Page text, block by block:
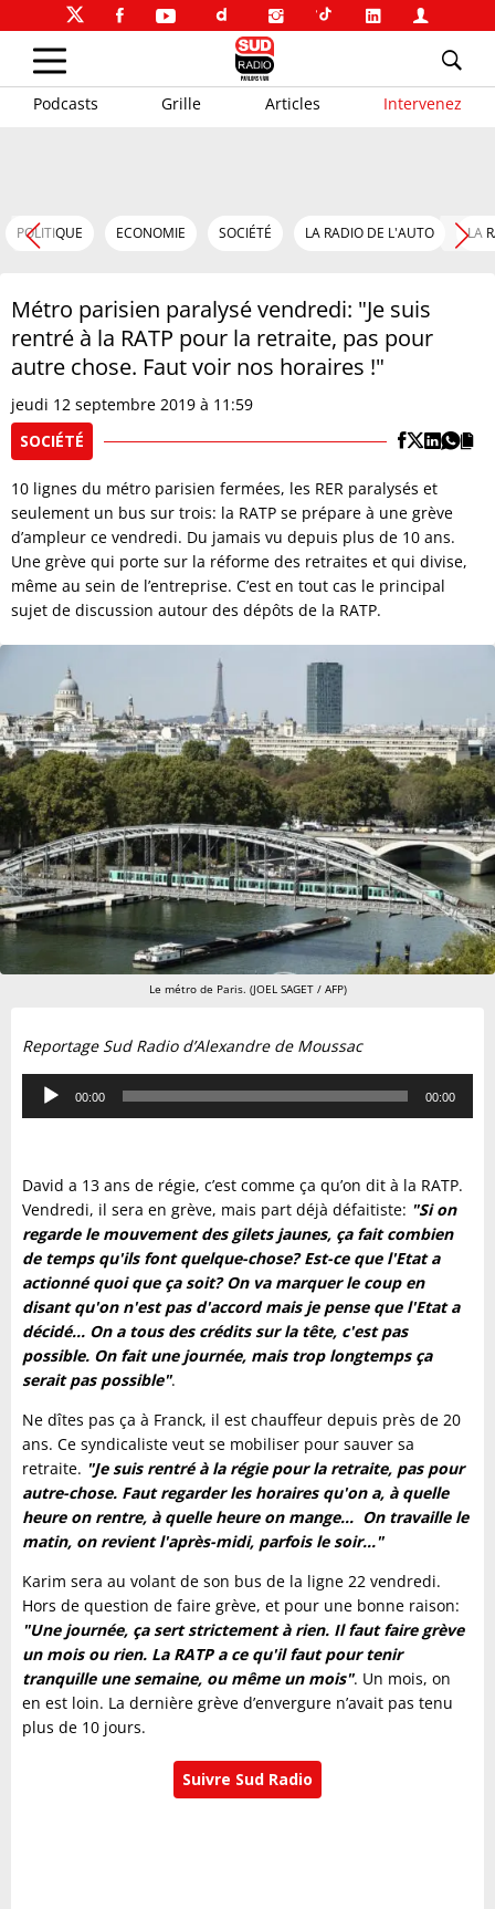
Podcasts Grille Articles Intervenez
POLITIQUE ECONOMIE SOCIÉTÉ LA RADIO DE L'AUTO LA
Métro parisien paralysé vendredi: "Je suis
rentré à la RATP pour la retraite, pas pour
autre chose. Faut voir nos horaires !"
jeudi 12 septembre 2019 à 11:59
SOCIÉTÉ
10 lignes du métro parisien fermées, les RER paralysés et
seulement un bus sur trois: la RATP se prépare à une grève
d’ampleur ce vendredi. Du jamais vu depuis plus de 10 ans.
Une grève qui porte sur la réforme des retraites et qui divise,
même au sein de l’entreprise. C’est en tout cas le principal
sujet de discussion autour des dépôts de la RATP.
Le métro de Paris. (JOEL SAGET / AFP)
Reportage Sud Radio d’Alexandre de Moussac
Lecteur
audio
00:00 00:00
David a 13 ans de régie, c’est comme ça qu’on dit à la RATP.
Vendredi, il sera en grève, mais part déjà défaitiste: "Si on
regarde le mouvement des gilets jaunes, ça fait combien
de temps qu'ils font quelque-chose? Est-ce que l'Etat a
actionné quoi que ça soit? On va marquer le coup en
disant qu'on n'est pas d'accord mais je pense que l'Etat a
décidé... On a tous des crédits sur la tête, c'est pas
possible. On fait une journée, mais trop longtemps ça
serait pas possible".
Ne dîtes pas ça à Franck, il est chauffeur depuis près de 20
ans. Ce syndicaliste veut se mobiliser pour sauver sa
retraite. "Je suis rentré à la régie pour la retraite, pas pour
autre-chose. Faut regarder les horaires qu'on a, à quelle
heure on rentre, à quelle heure on mange... On travaille le
matin, on revient l'après-midi, parfois le soir..."
Karim sera au volant de son bus de la ligne 22 vendredi.
Hors de question de faire grève, et pour une bonne raison:
"Une journée, ça sert strictement à rien. Il faut faire grève
un mois ou rien. La RATP a ce qu'il faut pour tenir
tranquille une semaine, ou même un mois". Un mois, on
en est loin. La dernière grève d’envergure n’avait pas tenu
plus de 10 jours.
Suivre Sud Radio